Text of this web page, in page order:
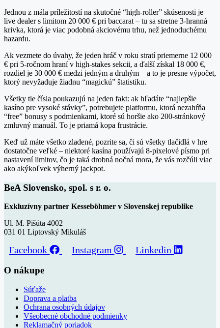
Jednou z mála príležitostí na skutočné “high‑roller” skúsenosti je
live dealer s limitom 20 000 € pri baccarat – tu sa stretne 3‑hranná
krivka, ktorá je viac podobná akciovému trhu, než jednoduchému
hazardu.
Ak vezmete do úvahy, že jeden hráč v roku stratí priemerne 12 000
€ pri 5‑ročnom hraní v high‑stakes sekcii, a ďalší získal 18 000 €,
rozdiel je 30 000 € medzi jedným a druhým – a to je presne výpočet,
ktorý nevyžaduje žiadnu “magickú” štatistiku.
Všetky tie čísla poukazujú na jeden fakt: ak hľadáte “najlepšie
kasíno pre vysoké stávky”, potrebujete platformu, ktorá nezahŕňa
“free” bonusy s podmienkami, ktoré sú horšie ako 200‑stránkový
zmluvný manuál. To je priamá kopa frustrácie.
Keď už máte všetko zladené, pozrite sa, či sú všetky tlačidlá v hre
dostatočne veľké – niektoré kasína používajú 8‑pixelové písmo pri
nastavení limitov, čo je taká drobná nočná mora, že vás rozčúli viac
ako akýkoľvek výherný jackpot.
BeA Slovensko, spol. s r. o.
Exkluzívny partner Kesseböhmer v Slovenskej republike
Ul. M. Pišúta 4002
031 01 Liptovský Mikuláš
Facebook Instagram Linkedin
O nákupe
Súťaže
Doprava a platba
Ochrana osobných údajov
Všeobecné obchodné podmienky
Reklamačný poriadok